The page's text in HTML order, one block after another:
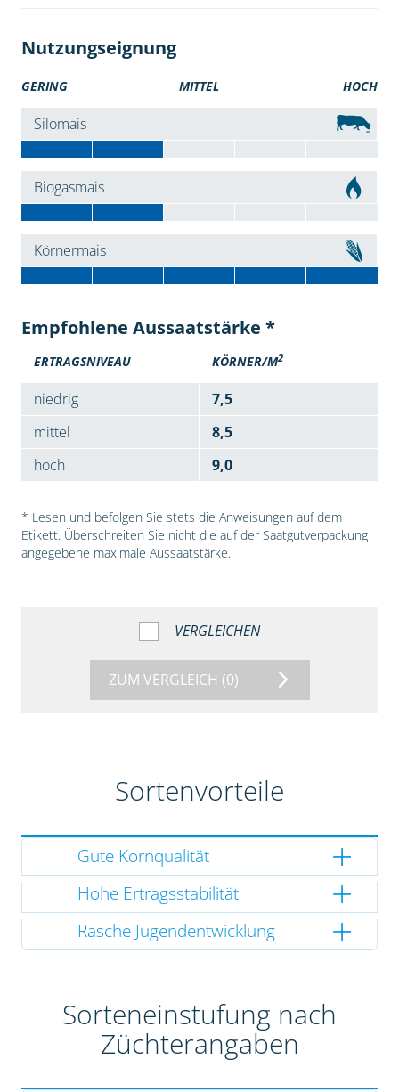
Nutzungseignung
GERING MITTEL HOCH
Silomais
Biogasmais
Körnermais
Empfohlene Aussaatstärke *
ERTRAGSNIVEAU KÖRNER/M2
niedrig
7,5
mittel
8,5
hoch
9,0
* Lesen und befolgen Sie stets die Anweisungen auf dem
Etikett. Überschreiten Sie nicht die auf der Saatgutverpackung
angegebene maximale Aussaatstärke.
VERGLEICHEN
ZUM VERGLEICH (0)
Sortenvorteile
Gute Kornqualität
Hohe Ertragsstabilität
Rasche Jugendentwicklung
Sorteneinstufung nach
Züchterangaben